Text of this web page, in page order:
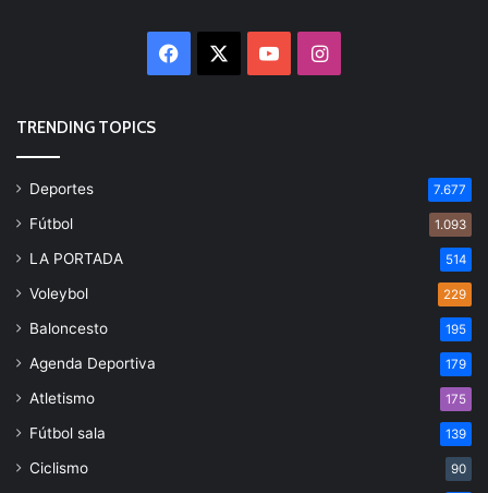
Facebook YouTubeInstagram
TRENDING TOPICS
Deportes 7.677
Fútbol 1.093
LA PORTADA 514
Voleybol 229
Baloncesto 195
Agenda Deportiva 179
Atletismo 175
Fútbol sala 139
Ciclismo 90